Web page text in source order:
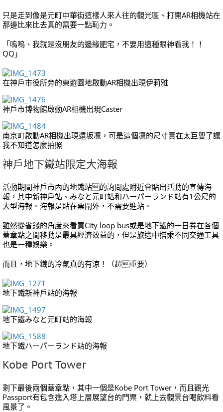
只是走到像是元町中華街這樣人來人往的觀光區、打開AR相機站在
那邊比來比去真的需要一點恥力。
「嗚嗚、我就是沒朋友的邊緣肥宅，不要用這種眼神看我！！
QQ」
在神戶市役所旁的東遊園地啟動AR相機出現伊莉雅
神戶市博物館啟動AR相機出現Caster
南京町啟動AR相機出現遠坂凛，可是這個凛的尺寸實在太巨嬰了讓
我不知道怎麼拍照
神戶地下鐵站限定大海報
活動期間神戶市內的地鐵站的詢問處附近會貼出活動的宣傳海
報，其中新神戶站、みなと元町站和ハーパーランド站有1公尺的
大型海報。海報是貼在票閘外，不需要進站。
雖然從省錢的角度來看買City loop bus或是地下鐵的一日券在各個
蓋章點之間移動是最具經濟效益的，但是旅途中搭乘不同交通工具
也是一種娛樂。
而且，地下鐵的冷氣真的有涼！（超重要）
地下鐵新神戶站的海報
地下鐵みなと元町站的海報
地下鐵ハーパーランド站的海報
Kobe Port Tower
剩下最後兩個蓋章點，其中一個是Kobe Port Tower，而且觀光
Passport有包含進入塔上層展望台的門票，就上去觀景台喝飲料看
風景了。